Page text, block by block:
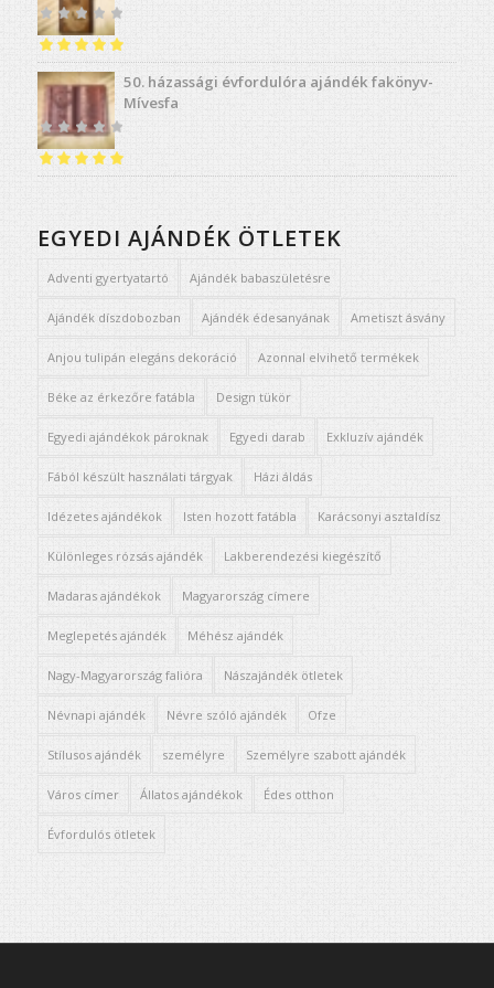
Értékelés:4.91
/ 5
50. házassági évfordulóra ajándék fakönyv-
Mívesfa
Értékelés:5.00
EGYEDI AJÁNDÉK ÖTLETEK
Adventi gyertyatartó Ajándék babaszületésre
Ajándék díszdobozban Ajándék édesanyának Ametiszt ásvány
Anjou tulipán elegáns dekoráció Azonnal elvihető termékek
Béke az érkezőre fatábla Design tükör
Egyedi ajándékok pároknak Egyedi darab Exkluzív ajándék
Fából készült használati tárgyak Házi áldás
Idézetes ajándékok Isten hozott fatábla Karácsonyi asztaldísz
Különleges rózsás ajándék Lakberendezési kiegészítő
Madaras ajándékok Magyarország címere
Meglepetés ajándék Méhész ajándék
Nagy-Magyarország falióra Nászajándék ötletek
Névnapi ajándék Névre szóló ajándék Ofze
Stílusos ajándék személyre Személyre szabott ajándék
Város címer Állatos ajándékok Édes otthon
Évfordulós ötletek